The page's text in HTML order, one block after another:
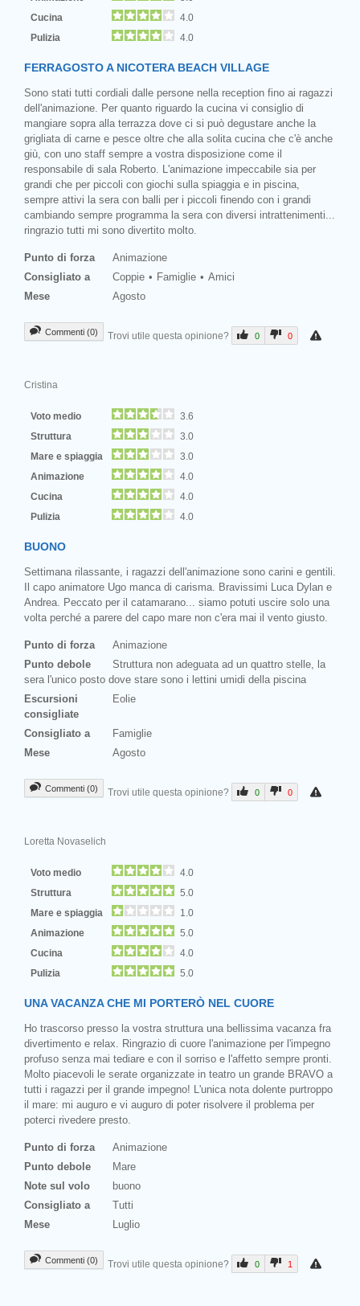
Cucina
4.0
Pulizia
4.0
FERRAGOSTO A NICOTERA BEACH VILLAGE
Sono stati tutti cordiali dalle persone nella reception fino ai ragazzi
dell'animazione. Per quanto riguardo la cucina vi consiglio di
mangiare sopra alla terrazza dove ci si può degustare anche la
grigliata di carne e pesce oltre che alla solita cucina che c'è anche
giù, con uno staff sempre a vostra disposizione come il
responsabile di sala Roberto. L'animazione impeccabile sia per
grandi che per piccoli con giochi sulla spiaggia e in piscina,
sempre attivi la sera con balli per i piccoli finendo con i grandi
cambiando sempre programma la sera con diversi intrattenimenti...
ringrazio tutti mi sono divertito molto.
Punto di forza
Animazione
Consigliato a
Coppie Famiglie
Amici
Mese
Agosto
Commenti (0) Trovi utile questa opinione? 0 0
Cristina
Voto medio
3.6
Struttura
3.0
Mare e spiaggia
3.0
Animazione
4.0
Cucina
4.0
Pulizia
4.0
BUONO
Settimana rilassante, i ragazzi dell'animazione sono carini e gentili.
Il capo animatore Ugo manca di carisma. Bravissimi Luca Dylan e
Andrea. Peccato per il catamarano... siamo potuti uscire solo una
volta perché a parere del capo mare non c'era mai il vento giusto.
Punto di forza
Animazione
Punto debole
Struttura non adeguata ad un quattro stelle, la
sera l'unico posto dove stare sono i lettini umidi della piscina
Escursioni
consigliate
Eolie
Consigliato a
Famiglie
Mese
Agosto
Commenti (0) Trovi utile questa opinione? 0 0
Loretta Novaselich
Voto medio
4.0
Struttura
5.0
Mare e spiaggia
1.0
Animazione
5.0
Cucina
4.0
Pulizia
5.0
UNA VACANZA CHE MI PORTERÒ NEL CUORE
Ho trascorso presso la vostra struttura una bellissima vacanza fra
divertimento e relax. Ringrazio di cuore l'animazione per l'impegno
profuso senza mai tediare e con il sorriso e l'affetto sempre pronti.
Molto piacevoli le serate organizzate in teatro un grande BRAVO a
tutti i ragazzi per il grande impegno! L'unica nota dolente purtroppo
il mare: mi auguro e vi auguro di poter risolvere il problema per
poterci rivedere presto.
Punto di forza
Animazione
Punto debole
Mare
Note sul volo
buono
Consigliato a
Tutti
Mese
Luglio
Commenti (0) Trovi utile questa opinione? 0 1